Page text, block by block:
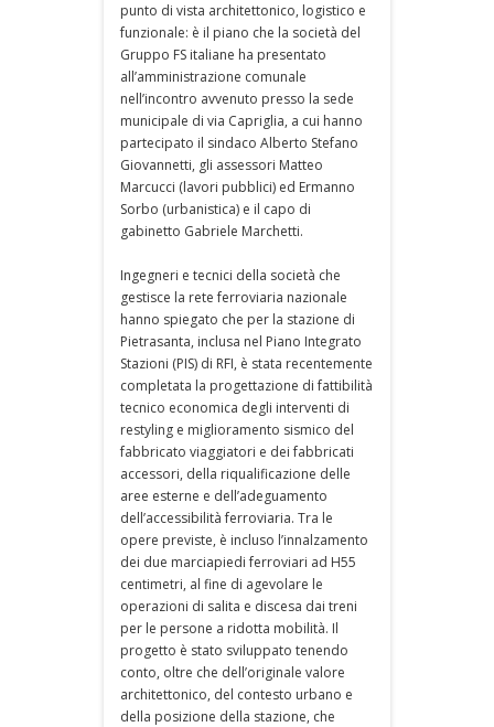
punto di vista architettonico, logistico e
funzionale: è il piano che la società del
Gruppo FS italiane ha presentato
all’amministrazione comunale
nell’incontro avvenuto presso la sede
municipale di via Capriglia, a cui hanno
partecipato il sindaco Alberto Stefano
Giovannetti, gli assessori Matteo
Marcucci (lavori pubblici) ed Ermanno
Sorbo (urbanistica) e il capo di
gabinetto Gabriele Marchetti.
Ingegneri e tecnici della società che
gestisce la rete ferroviaria nazionale
hanno spiegato che per la stazione di
Pietrasanta, inclusa nel Piano Integrato
Stazioni (PIS) di RFI, è stata recentemente
completata la progettazione di fattibilità
tecnico economica degli interventi di
restyling e miglioramento sismico del
fabbricato viaggiatori e dei fabbricati
accessori, della riqualificazione delle
aree esterne e dell’adeguamento
dell’accessibilità ferroviaria. Tra le
opere previste, è incluso l’innalzamento
dei due marciapiedi ferroviari ad H55
centimetri, al fine di agevolare le
operazioni di salita e discesa dai treni
per le persone a ridotta mobilità. Il
progetto è stato sviluppato tenendo
conto, oltre che dell’originale valore
architettonico, del contesto urbano e
della posizione della stazione, che